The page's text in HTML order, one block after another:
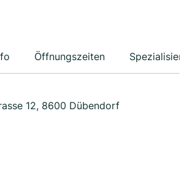
Öffnungszeiten
12, 8600 Dübendorf